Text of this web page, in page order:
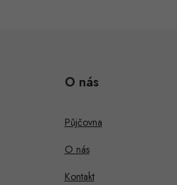
u
O nás
Půjčovna
O nás
Kontakt